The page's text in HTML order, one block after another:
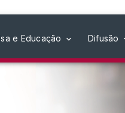
e Educação Difusão